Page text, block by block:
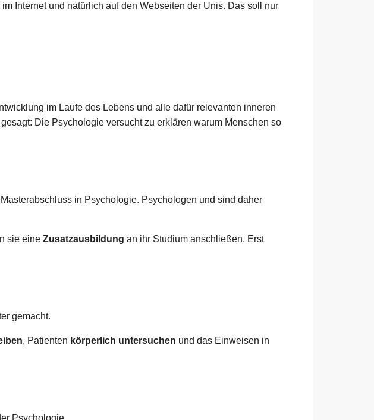
Internet und natürlich auf den Webseiten der Unis. Das soll nur
im Laufe des Lebens und alle dafür relevanten inneren
Die Psychologie versucht zu erklären warum Menschen so
in Psychologie. Psychologen und sind daher
sie eine Zusatzausbildung an ihr Studium anschließen. Erst
gemacht.
, Patienten körperlich untersuchen und das Einweisen in